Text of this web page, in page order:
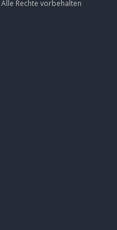
Alle Rechte vorbehalten